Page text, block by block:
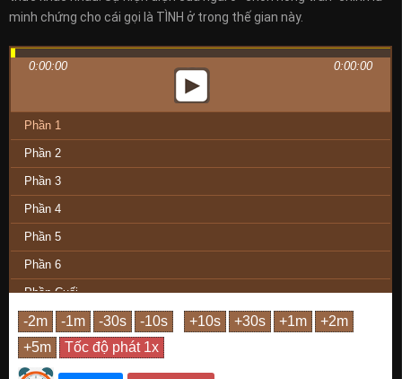
minh chứng cho cái gọi là TÌNH ở trong thế gian này.
0:00:00 0:00:00
Phần 1
Phần 2
Phần 3
Phần 4
Phần 5
Phần 6
Phần Cuối